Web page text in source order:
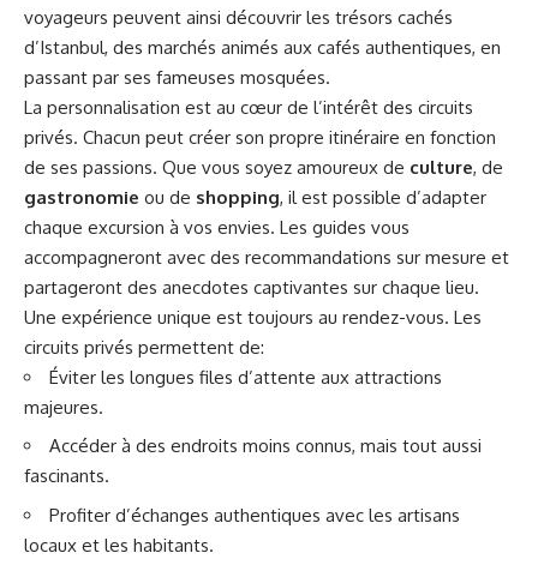
voyageurs peuvent ainsi découvrir les trésors cachés
d’Istanbul, des marchés animés aux cafés authentiques, en
passant par ses fameuses mosquées.
La personnalisation est au cœur de l’intérêt des circuits
privés. Chacun peut créer son propre itinéraire en fonction
de ses passions. Que vous soyez amoureux de culture, de
gastronomie ou de shopping, il est possible d’adapter
chaque excursion à vos envies. Les guides vous
accompagneront avec des recommandations sur mesure et
partageront des anecdotes captivantes sur chaque lieu.
Une expérience unique est toujours au rendez-vous. Les
circuits privés permettent de:
Éviter les longues files d’attente aux attractions
majeures.
Accéder à des endroits moins connus, mais tout aussi
fascinants.
Profiter d’échanges authentiques avec les artisans
locaux et les habitants.